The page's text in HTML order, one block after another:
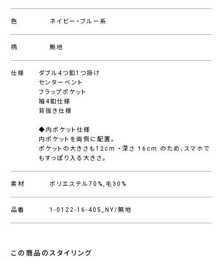
色 ネイビー・ブルー系
柄 無地
仕様
ダブル4つ釦1つ掛け
センターベント
フラップポケット
袖4釦仕様
背抜き仕様
◆内ポケット仕様
内ポケットを両側に配置。
ポケットの大きさも12cm ・深さ 16cm のため、スマホで
もすっぽり入る大きさ。
素材 ポリエステル70%,毛30%
品番 1-0122-16-405_NY/無地
この商品のスタイリング